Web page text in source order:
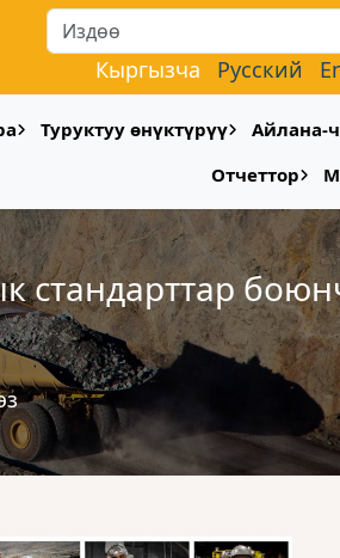
Кыргызча Русский
Туруктуу өнүктүрүү
Айлана-
Отчеттор
стандарттар